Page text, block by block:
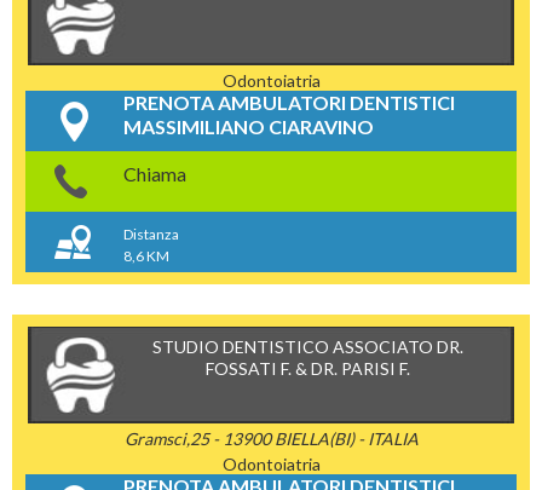
Odontoiatria
PRENOTA AMBULATORI DENTISTICI
MASSIMILIANO CIARAVINO
Chiama
Distanza
8,6 KM
STUDIO DENTISTICO ASSOCIATO DR.
FOSSATI F. & DR. PARISI F.
Gramsci,25 - 13900 BIELLA(BI) - ITALIA
Odontoiatria